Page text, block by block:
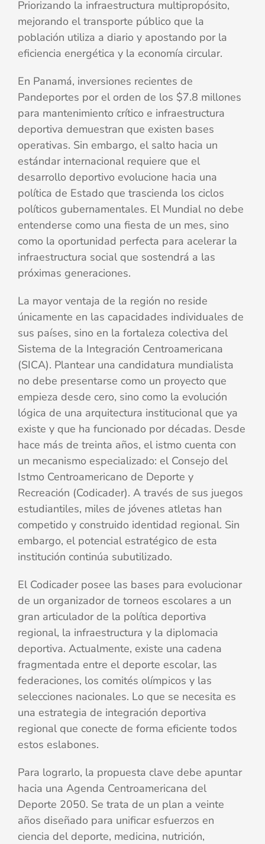
Priorizando la infraestructura multipropósito,
mejorando el transporte público que la
población utiliza a diario y apostando por la
eficiencia energética y la economía circular.
En Panamá, inversiones recientes de
Pandeportes por el orden de los $7.8 millones
para mantenimiento crítico e infraestructura
deportiva demuestran que existen bases
operativas. Sin embargo, el salto hacia un
estándar internacional requiere que el
desarrollo deportivo evolucione hacia una
política de Estado que trascienda los ciclos
políticos gubernamentales. El Mundial no debe
entenderse como una fiesta de un mes, sino
como la oportunidad perfecta para acelerar la
infraestructura social que sostendrá a las
próximas generaciones.
La mayor ventaja de la región no reside
únicamente en las capacidades individuales de
sus países, sino en la fortaleza colectiva del
Sistema de la Integración Centroamericana
(SICA). Plantear una candidatura mundialista
no debe presentarse como un proyecto que
empieza desde cero, sino como la evolución
lógica de una arquitectura institucional que ya
existe y que ha funcionado por décadas. Desde
hace más de treinta años, el istmo cuenta con
un mecanismo especializado: el Consejo del
Istmo Centroamericano de Deporte y
Recreación (Codicader). A través de sus juegos
estudiantiles, miles de jóvenes atletas han
competido y construido identidad regional. Sin
embargo, el potencial estratégico de esta
institución continúa subutilizado.
El Codicader posee las bases para evolucionar
de un organizador de torneos escolares a un
gran articulador de la política deportiva
regional, la infraestructura y la diplomacia
deportiva. Actualmente, existe una cadena
fragmentada entre el deporte escolar, las
federaciones, los comités olímpicos y las
selecciones nacionales. Lo que se necesita es
una estrategia de integración deportiva
regional que conecte de forma eficiente todos
estos eslabones.
Para lograrlo, la propuesta clave debe apuntar
hacia una Agenda Centroamericana del
Deporte 2050. Se trata de un plan a veinte
años diseñado para unificar esfuerzos en
ciencia del deporte, medicina, nutrición,